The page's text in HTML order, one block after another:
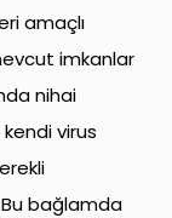
amaçlı
imkanlar
nihai
kendi virus
bağlamda